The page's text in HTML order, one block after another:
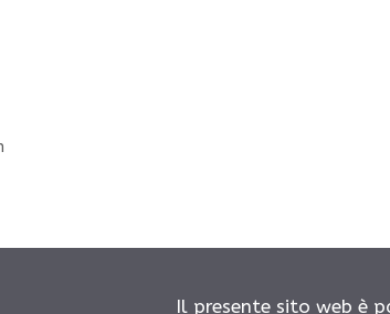
Il presente sito web è